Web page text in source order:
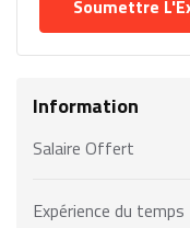
Information
Salaire Offert
Expérience du temps